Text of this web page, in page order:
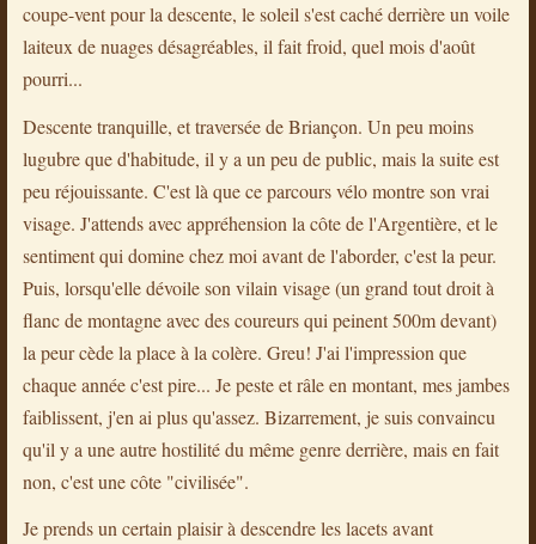
coupe-vent pour la descente, le soleil s'est caché derrière un voile
laiteux de nuages désagréables, il fait froid, quel mois d'août
pourri...
Descente tranquille, et traversée de Briançon. Un peu moins
lugubre que d'habitude, il y a un peu de public, mais la suite est
peu réjouissante. C'est là que ce parcours vélo montre son vrai
visage. J'attends avec appréhension la côte de l'Argentière, et le
sentiment qui domine chez moi avant de l'aborder, c'est la peur.
Puis, lorsqu'elle dévoile son vilain visage (un grand tout droit à
flanc de montagne avec des coureurs qui peinent 500m devant)
la peur cède la place à la colère. Greu! J'ai l'impression que
chaque année c'est pire... Je peste et râle en montant, mes jambes
faiblissent, j'en ai plus qu'assez. Bizarrement, je suis convaincu
qu'il y a une autre hostilité du même genre derrière, mais en fait
non, c'est une côte "civilisée".
Je prends un certain plaisir à descendre les lacets avant